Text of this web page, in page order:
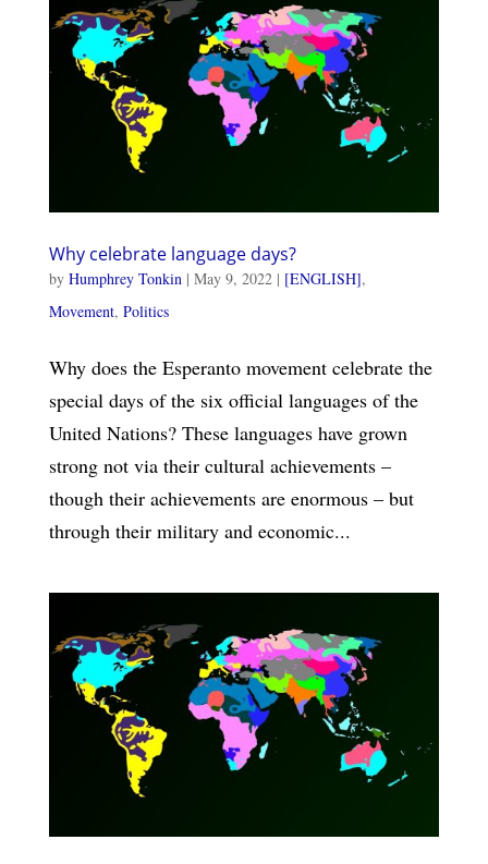
Why celebrate language days?
by Humphrey Tonkin| May 9, 2022| [ENGLISH],
Movement, Politics
Why does the Esperanto movement celebrate the
special days of the six official languages of the
United Nations? These languages have grown
strong not via their cultural achievements –
though their achievements are enormous – but
through their military and economic...